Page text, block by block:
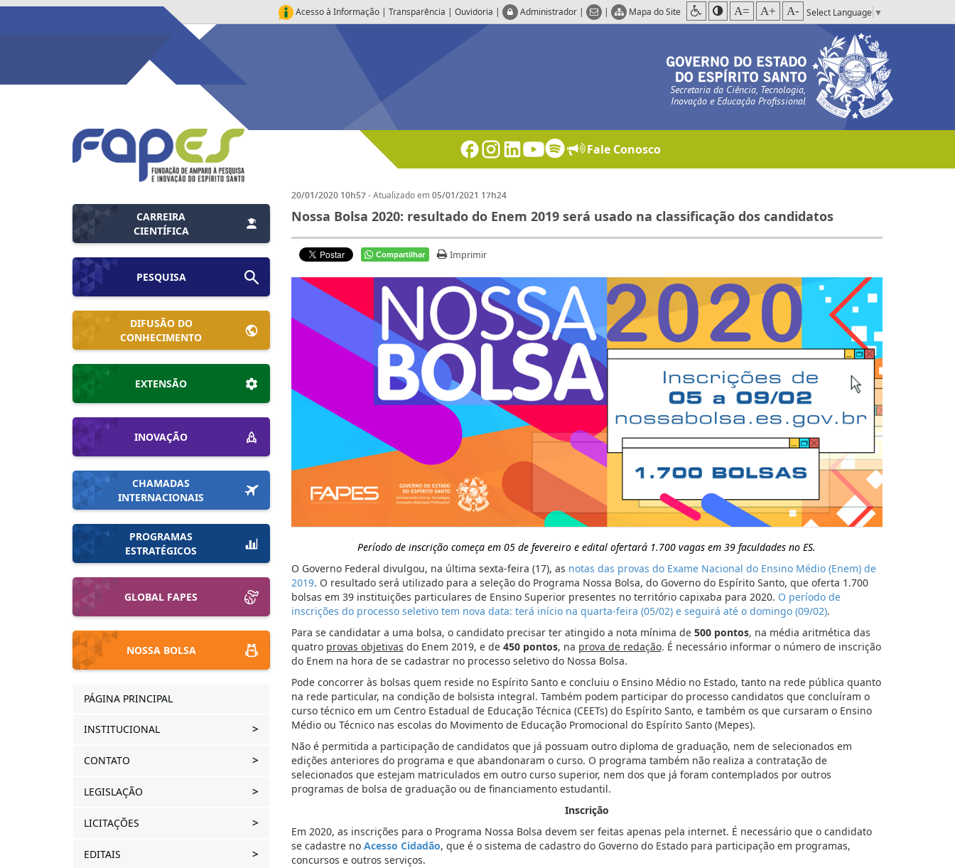
Acesso à Informação | Transparência | Ouvidoria | Administrador | | Mapa do Site A= A+ A- Select Language ▼
Secretaria da Ciência, Tecnologia,
Inovação e Educação Profissional
Fale Conosco
CARREIRA
CIENTÍFICA
PESQUISA
DIFUSÃO DO
CONHECIMENTO
EXTENSÃO
INOVAÇÃO
CHAMADAS
INTERNACIONAIS
PROGRAMAS
ESTRATÉGICOS
GLOBAL FAPES
NOSSA BOLSA
PÁGINA PRINCIPAL
INSTITUCIONAL
CONTATO
LEGISLAÇÃO
LICITAÇÕES
EDITAIS
20/01/2020 10h57- Atualizado em 05/01/2021 17h24
Nossa Bolsa 2020: resultado do Enem 2019 será usado na classificação dos candidatos
Compartilhar Imprimir
Período de inscrição começa em 05 de fevereiro e edital ofertará 1.700 vagas em 39 faculdades no ES.
O Governo Federal divulgou, na última sexta-feira (17), as notas das provas do Exame Nacional do Ensino Médio (Enem) de
2019. O resultado será utilizado para a seleção do Programa Nossa Bolsa, do Governo do Espírito Santo, que oferta 1.700
bolsas em 39 instituições particulares de Ensino Superior presentes no território capixaba para 2020. O período de
inscrições do processo seletivo tem nova data: terá início na quarta-feira (05/02) e seguirá até o domingo (09/02).
Para se candidatar a uma bolsa, o candidato precisar ter atingido a nota mínima de 500 pontos, na média aritmética das
quatro provas objetivas do Enem 2019, e de 450 pontos, na prova de redação. É necessário informar o número de inscrição
do Enem na hora de se cadastrar no processo seletivo do Nossa Bolsa.
Pode concorrer às bolsas quem reside no Espírito Santo e concluiu o Ensino Médio no Estado, tanto na rede pública quanto
na rede particular, na condição de bolsista integral. Também podem participar do processo candidatos que concluíram o
curso técnico em um Centro Estadual de Educação Técnica (CEETs) do Espírito Santo, e também os que cursaram o Ensino
Médio ou Técnico nas escolas do Movimento de Educação Promocional do Espírito Santo (Mepes).
Não é permitida a participação de candidatos que já possuam outro diploma de graduação, nem de selecionados em
edições anteriores do programa e que abandonaram o curso. O programa também não realiza a contratação de
selecionados que estejam matriculados em outro curso superior, nem dos que já foram contemplados por outros
programas de bolsa de graduação ou de financiamento estudantil.
Inscrição
Em 2020, as inscrições para o Programa Nossa Bolsa devem ser feitas apenas pela internet. É necessário que o candidato
se cadastre no Acesso Cidadão, que é o sistema de cadastro do Governo do Estado para participação em programas,
concursos e outros serviços.